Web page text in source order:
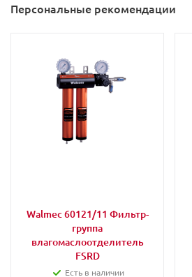
Персональные рекомендации
Walmec 60121/11 Фильтр-
группа
влагомаслоотделитель
FSRD
Есть в наличии